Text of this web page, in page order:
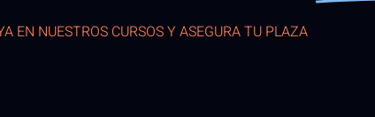
EN NUESTROS CURSOS Y ASEGURA TU PLAZA